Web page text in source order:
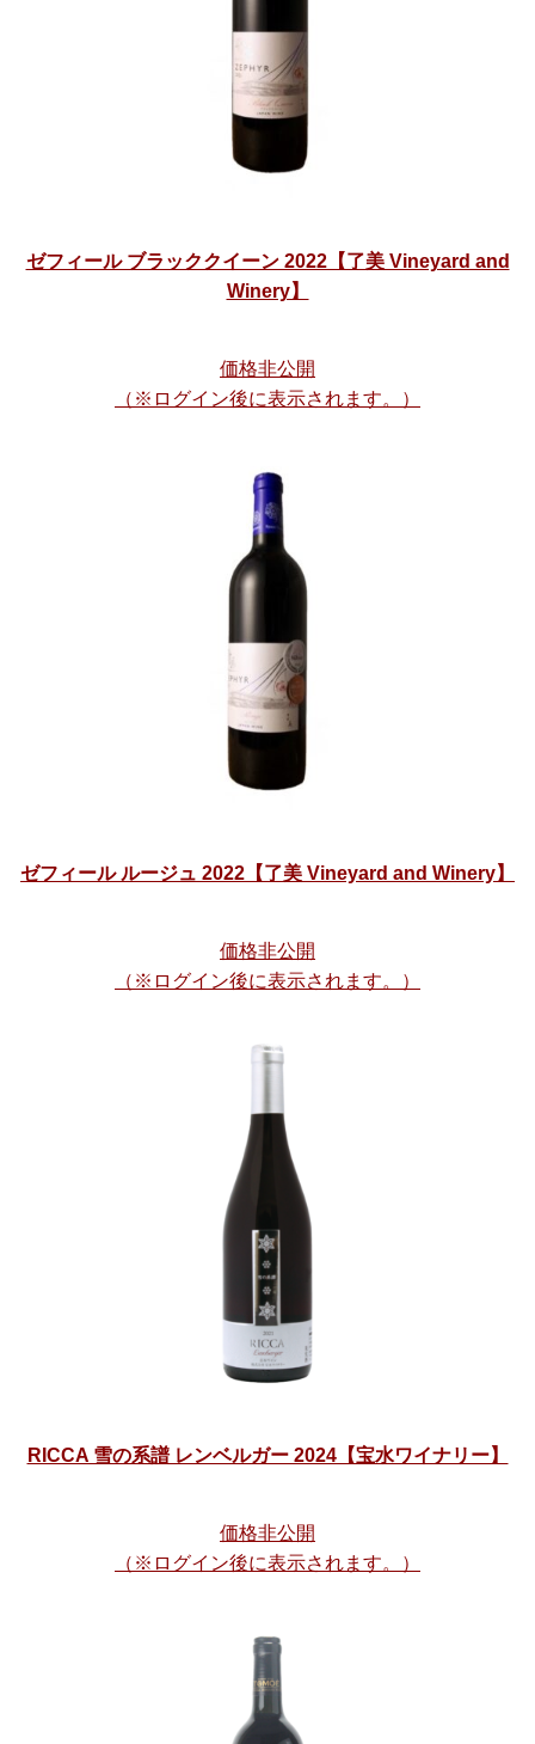
ゼフィール ブラッククイーン 2022【了美 Vineyard and
Winery】
価格非公開
（※ログイン後に表示されます。）
ゼフィール ルージュ 2022【了美 Vineyard and Winery】
価格非公開
（※ログイン後に表示されます。）
RICCA 雪の系譜 レンベルガー 2024【宝水ワイナリー】
価格非公開
（※ログイン後に表示されます。）